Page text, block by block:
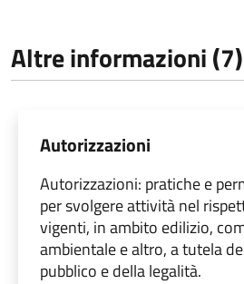
Altre informazioni (7)
Autorizzazioni
Autorizzazioni: pratiche e
per svolgere attività nel
vigenti, in ambito edilizio,
ambientale e altro, a tutela
pubblico e della legalità.